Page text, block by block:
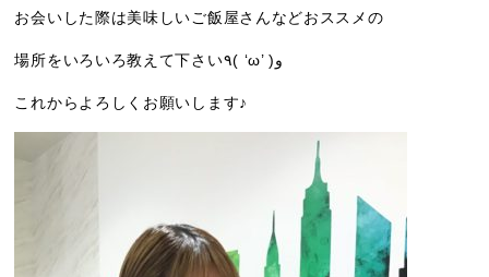
お会いした際は美味しいご飯屋さんなどおススメの
場所をいろいろ教えて下さい٩( ‘ω’ )و
これからよろしくお願いします♪